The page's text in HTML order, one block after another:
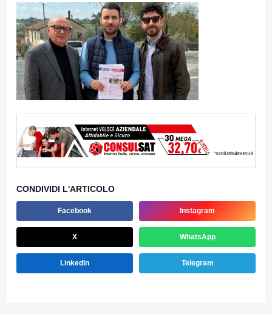
CONDIVIDI L'ARTICOLO
Facebook Instagram
X WhatsApp
LinkedIn Telegram